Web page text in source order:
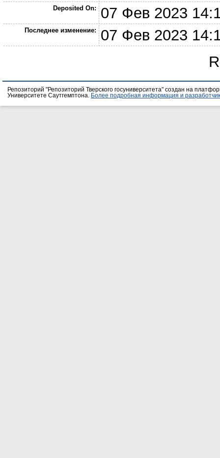
Deposited On: 07 Фев 2023
Последнее изменение:
07 Фев 2023
Репозиторий "Репозиторий Тверского госуниверситета" создан на
Университете Саутгемптона. Более подробная информация и